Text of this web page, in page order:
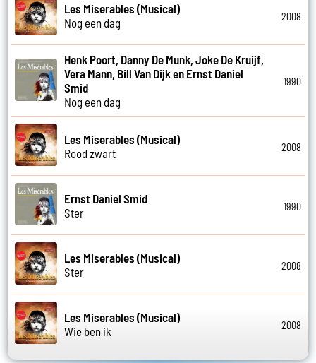
Les Miserables (Musical)
Nog een dag
2008
Henk Poort, Danny De Munk, Joke De Kruijf,
Vera Mann, Bill Van Dijk en Ernst Daniel
Smid
Nog een dag
1990
Les Miserables (Musical)
Rood zwart
2008
Ernst Daniel Smid
Ster
1990
Les Miserables (Musical)
Ster
2008
Les Miserables (Musical)
Wie ben ik
2008